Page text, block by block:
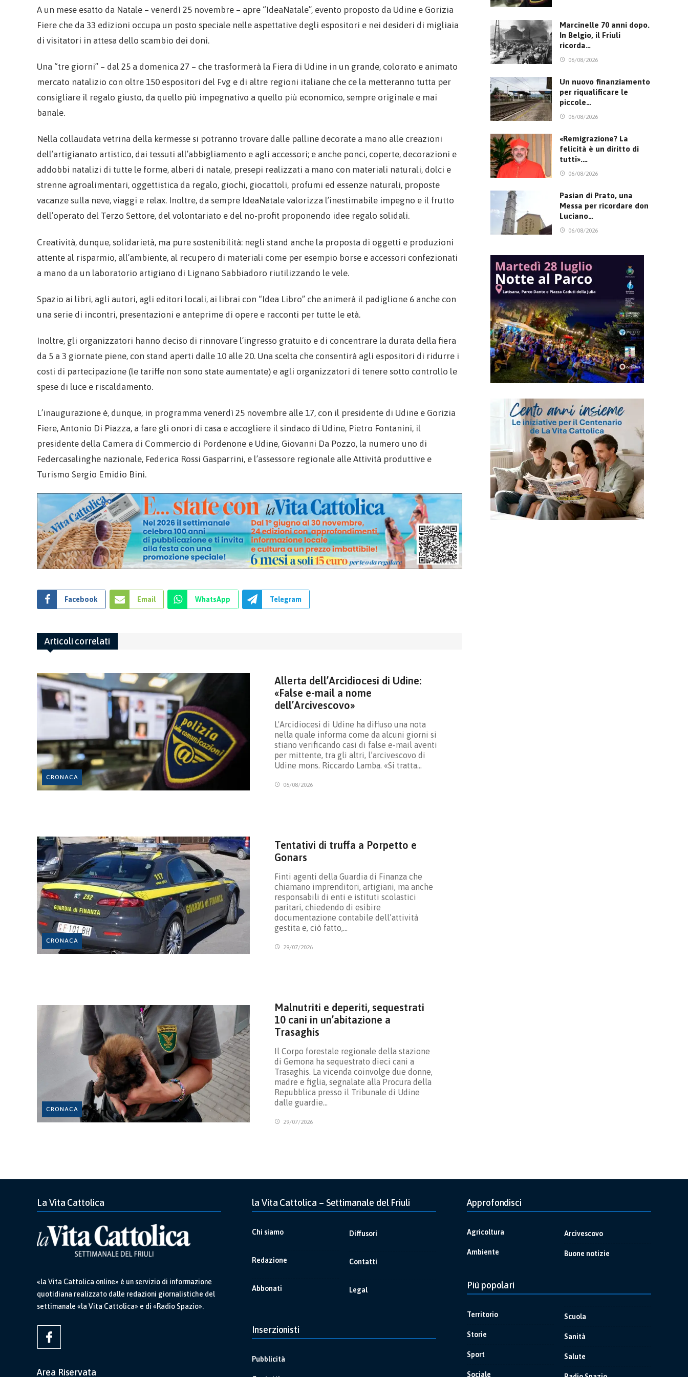
A un mese esatto da Natale – venerdì 25 novembre – apre “IdeaNatale”, evento proposto da Udine e Gorizia
Fiere che da 33 edizioni occupa un posto speciale nelle aspettative degli espositori e nei desideri di migliaia
di visitatori in attesa dello scambio dei doni.
Una “tre giorni” – dal 25 a domenica 27 – che trasformerà la Fiera di Udine in un grande, colorato e animato
mercato natalizio con oltre 150 espositori del Fvg e di altre regioni italiane che ce la metteranno tutta per
consigliare il regalo giusto, da quello più impegnativo a quello più economico, sempre originale e mai
banale.
Nella collaudata vetrina della kermesse si potranno trovare dalle palline decorate a mano alle creazioni
dell’artigianato artistico, dai tessuti all’abbigliamento e agli accessori; e anche ponci, coperte, decorazioni e
addobbi natalizi di tutte le forme, alberi di natale, presepi realizzati a mano con materiali naturali, dolci e
strenne agroalimentari, oggettistica da regalo, giochi, giocattoli, profumi ed essenze naturali, proposte
vacanze sulla neve, viaggi e relax. Inoltre, da sempre IdeaNatale valorizza l’inestimabile impegno e il frutto
dell’operato del Terzo Settore, del volontariato e del no-profit proponendo idee regalo solidali.
Creatività, dunque, solidarietà, ma pure sostenibilità: negli stand anche la proposta di oggetti e produzioni
attente al risparmio, all’ambiente, al recupero di materiali come per esempio borse e accessori confezionati
a mano da un laboratorio artigiano di Lignano Sabbiadoro riutilizzando le vele.
Spazio ai libri, agli autori, agli editori locali, ai librai con “Idea Libro” che animerà il padiglione 6 anche con
una serie di incontri, presentazioni e anteprime di opere e racconti per tutte le età.
Inoltre, gli organizzatori hanno deciso di rinnovare l’ingresso gratuito e di concentrare la durata della fiera
da 5 a 3 giornate piene, con stand aperti dalle 10 alle 20. Una scelta che consentirà agli espositori di ridurre i
costi di partecipazione (le tariffe non sono state aumentate) e agli organizzatori di tenere sotto controllo le
spese di luce e riscaldamento.
L’inaugurazione è, dunque, in programma venerdì 25 novembre alle 17, con il presidente di Udine e Gorizia
Fiere, Antonio Di Piazza, a fare gli onori di casa e accogliere il sindaco di Udine, Pietro Fontanini, il
presidente della Camera di Commercio di Pordenone e Udine, Giovanni Da Pozzo, la numero uno di
Federcasalinghe nazionale, Federica Rossi Gasparrini, e l’assessore regionale alle Attività produttive e
Turismo Sergio Emidio Bini.
Facebook Email WhatsApp Telegram
Articoli correlati
CRONACA
Allerta dell’Arcidiocesi di Udine:
«False e-mail a nome
dell’Arcivescovo»
L'Arcidiocesi di Udine ha diffuso una nota
nella quale informa come da alcuni giorni si
stiano verificando casi di false e-mail aventi
per mittente, tra gli altri, l’arcivescovo di
Udine mons. Riccardo Lamba. «Si tratta…
06/08/2026
CRONACA
Tentativi di truffa a Porpetto e
Gonars
Finti agenti della Guardia di Finanza che
chiamano imprenditori, artigiani, ma anche
responsabili di enti e istituti scolastici
paritari, chiedendo di esibire
documentazione contabile dell’attività
gestita e, ciò fatto,…
29/07/2026
CRONACA
Malnutriti e deperiti, sequestrati
10 cani in un’abitazione a
Trasaghis
Il Corpo forestale regionale della stazione
di Gemona ha sequestrato dieci cani a
Trasaghis. La vicenda coinvolge due donne,
madre e figlia, segnalate alla Procura della
Repubblica presso il Tribunale di Udine
dalle guardie…
29/07/2026
Marcinelle 70 anni dopo.
In Belgio, il Friuli
ricorda…
06/08/2026
Un nuovo finanziamento
per riqualificare le
piccole…
06/08/2026
«Remigrazione? La
felicità è un diritto di
tutti».…
06/08/2026
Pasian di Prato, una
Messa per ricordare don
Luciano…
06/08/2026
La Vita Cattolica
«la Vita Cattolica online» è un servizio di informazione
quotidiana realizzato dalle redazioni giornalistiche del
settimanale «la Vita Cattolica» e di «Radio Spazio».
Area Riservata
la Vita Cattolica – Settimanale del Friuli
Chi siamo
Redazione
Abbonati
Diffusori
Contatti
Legal
Inserzionisti
Pubblicità
Approfondisci
Agricoltura
Ambiente
Arcivescovo
Buone notizie
Più popolari
Territorio
Storie
Sport
Sociale
Scuola
Sanità
Salute